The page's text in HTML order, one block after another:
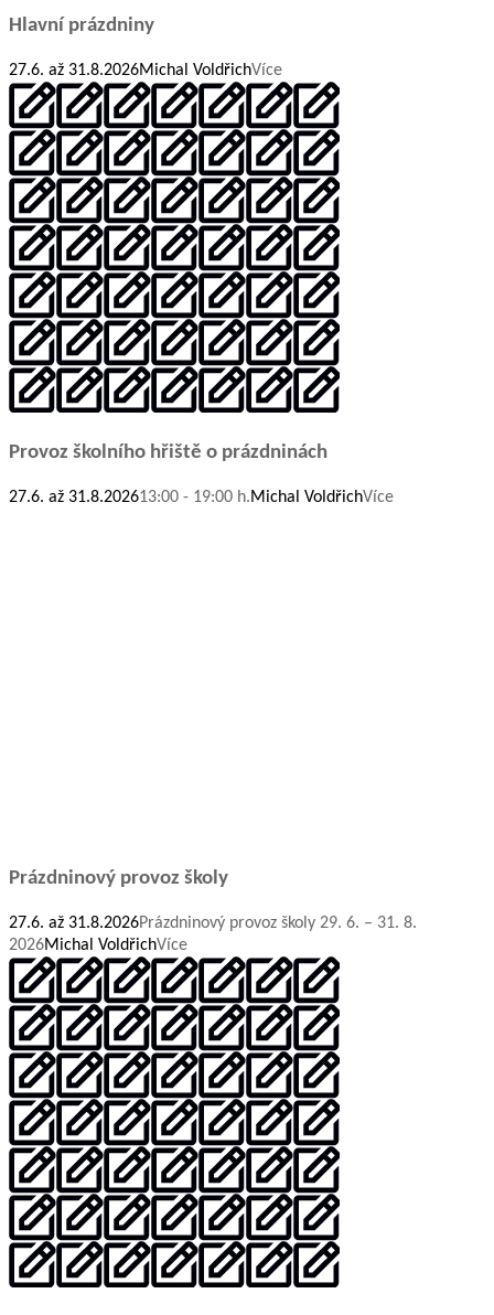
Hlavní prázdniny
27.6. až 31.8.2026Michal VoldřichVíce
Provoz školního hřiště o prázdninách
27.6. až 31.8.202613:00 - 19:00 h.Michal VoldřichVíce
Prázdninový provoz školy
27.6. až 31.8.2026Prázdninový provoz školy 29. 6. – 31. 8.
2026Michal VoldřichVíce